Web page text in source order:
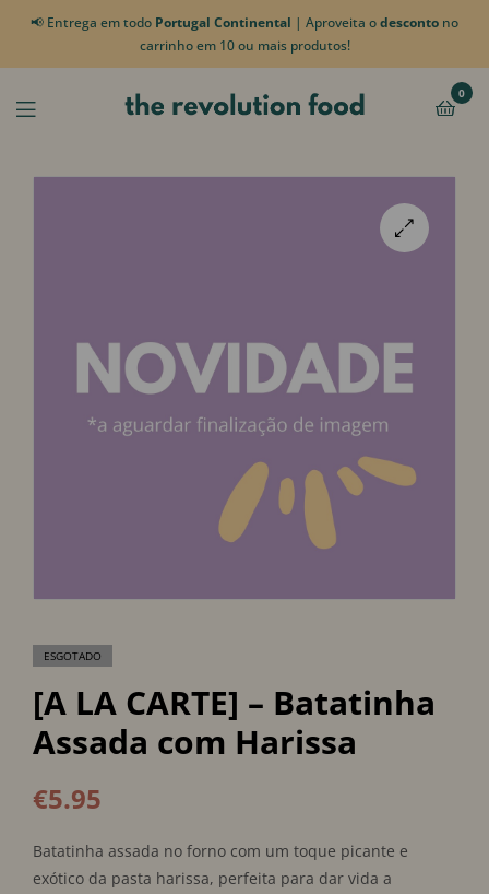
📢 Entrega em todo Portugal Continental | Aproveita odesconto no
carrinho em 10 ou mais produtos!
0
ESGOTADO
[A LA CARTE] – Batatinha
Assada com Harissa
€5.95
Batatinha assada no forno com um toque picante e
exótico da pasta harissa, perfeita para dar vida a